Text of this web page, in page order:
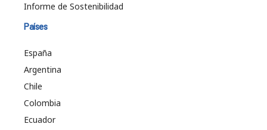
Informe de Sostenibilidad
Países
España
Argentina
Chile
Colombia
Ecuador